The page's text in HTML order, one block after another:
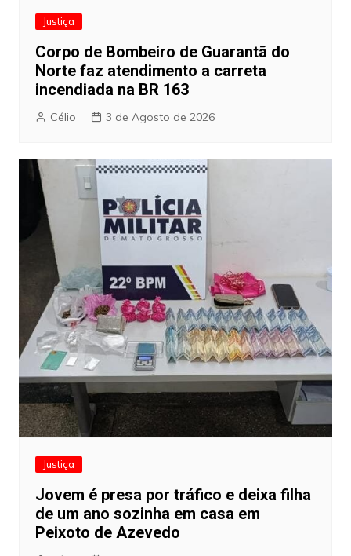
Justiça
Corpo de Bombeiro de Guarantã do
Norte faz atendimento a carreta
incendiada na BR 163
Célio 3 de Agosto de 2026
Justiça
Jovem é presa por tráfico e deixa filha
de um ano sozinha em casa em
Peixoto de Azevedo